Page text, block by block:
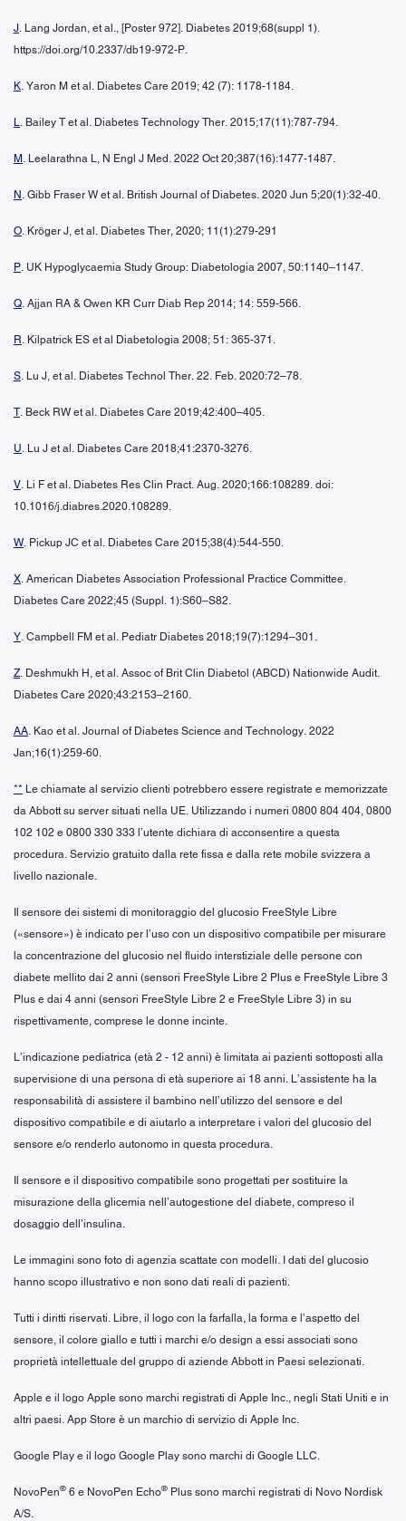
J. Lang Jordan, et al., [Poster 972]. Diabetes 2019;68(suppl 1).
https://doi.org/10.2337/db19-972-P.
K. Yaron M et al. Diabetes Care 2019; 42 (7): 1178-1184.
L. Bailey T et al. Diabetes Technology Ther. 2015;17(11):787-794.
M . Leelarathna L, N Engl J Med. 2022 Oct 20;387(16):1477-1487.
N . Gibb Fraser W et al. British Journal of Diabetes. 2020 Jun 5;20(1):32-40.
O. Kröger J, et al. Diabetes Ther, 2020; 11(1):279-291
P. UK Hypoglycaemia Study Group: Diabetologia 2007, 50:1140–1147.
Q. Ajjan RA & Owen KR Curr Diab Rep 2014; 14: 559-566.
R. Kilpatrick ES et al Diabetologia 2008; 51: 365-371.
S. Lu J, et al. Diabetes Technol Ther. 22. Feb. 2020:72–78.
T. Beck RW et al. Diabetes Care 2019;42:400–405.
U. Lu J et al. Diabetes Care 2018;41:2370-3276.
V. Li F et al. Diabetes Res Clin Pract. Aug. 2020;166:108289. doi:
10.1016/j.diabres.2020.108289.
W. Pickup JC et al. Diabetes Care 2015;38(4):544-550.
X. American Diabetes Association Professional Practice Committee.
Diabetes Care 2022;45 (Suppl. 1):S60–S82.
Y. Campbell FM et al. Pediatr Diabetes 2018;19(7):1294–301.
Z. Deshmukh H, et al. Assoc of Brit Clin Diabetol (ABCD) Nationwide Audit.
Diabetes Care 2020;43:2153–2160.
AA. Kao et al. Journal of Diabetes Science and Technology. 2022
Jan;16(1):259-60.
** Le chiamate al servizio clienti potrebbero essere registrate e memorizzate
da Abbott su server situati nella UE. Utilizzando i numeri 0800 804 404, 0800
102 102 e 0800 330 333 l’utente dichiara di acconsentire a questa
procedura. Servizio gratuito dalla rete fissa e dalla rete mobile svizzera a
livello nazionale.
Il sensore dei sistemi di monitoraggio del glucosio FreeStyle Libre
(«sensore») è indicato per l’uso con un dispositivo compatibile per misurare
la concentrazione del glucosio nel fluido interstiziale delle persone con
diabete mellito dai 2 anni (sensori FreeStyle Libre 2 Plus e FreeStyle Libre 3
Plus e dai 4 anni (sensori FreeStyle Libre 2 e FreeStyle Libre 3) in su
rispettivamente, comprese le donne incinte.
L’indicazione pediatrica (età 2 - 12 anni) è limitata ai pazienti sottoposti alla
supervisione di una persona di età superiore ai 18 anni. L’assistente ha la
responsabilità di assistere il bambino nell’utilizzo del sensore e del
dispositivo compatibile e di aiutarlo a interpretare i valori del glucosio del
sensore e/o renderlo autonomo in questa procedura.
Il sensore e il dispositivo compatibile sono progettati per sostituire la
misurazione della glicemia nell’autogestione del diabete, compreso il
dosaggio dell’insulina.
Le immagini sono foto di agenzia scattate con modelli. I dati del glucosio
hanno scopo illustrativo e non sono dati reali di pazienti.
Tutti i diritti riservati. Libre, il logo con la farfalla, la forma e l’aspetto del
sensore, il colore giallo e tutti i marchi e/o design a essi associati sono
proprietà intellettuale del gruppo di aziende Abbott in Paesi selezionati.
Apple e il logo Apple sono marchi registrati di Apple Inc., negli Stati Uniti e in
altri paesi. App Store è un marchio di servizio di Apple Inc.
Google Play e il logo Google Play sono marchi di Google LLC.
NovoPen® 6 e NovoPen Echo® Plus sono marchi registrati di Novo Nordisk
A/S.